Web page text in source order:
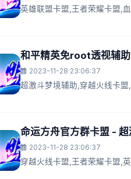
英雄联盟卡盟,王者荣耀卡盟,
和平精英免root透视辅
2023-11-28 23:06:37
超激斗梦境辅助,穿越火线卡
命运方舟官方群卡盟 -
2023-11-28 23:06:37
穿越火线卡盟,王者荣耀卡盟,